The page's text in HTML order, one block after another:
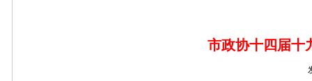
市政协十四届十